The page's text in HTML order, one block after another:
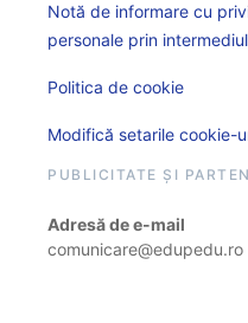
Notă de informare cu
personale prin
Politica de cookie
Modifică setarile cookie-
PUBLICITATE ȘI
Adresă de e-mail
comunicare@edupedu.ro